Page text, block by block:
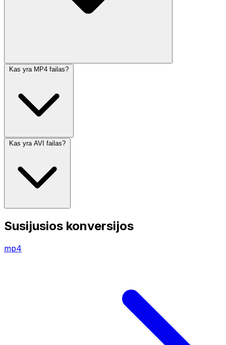
Kas yra MP4 failas?
Kas yra AVI failas?
Susijusios konversijos
mp4